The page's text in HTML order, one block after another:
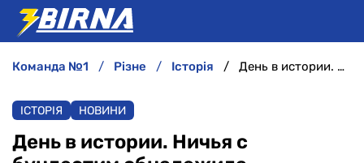
АНАЛІТИКА
команда №1 різне історія День в истории. Ничья с бундестим обнадежила болельщиков
ІСТОРІЯ НОВИНИ
День в истории. Ничья с